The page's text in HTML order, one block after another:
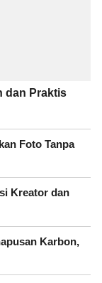
dan Praktis
Foto Tanpa
Kreator dan
Karbon,